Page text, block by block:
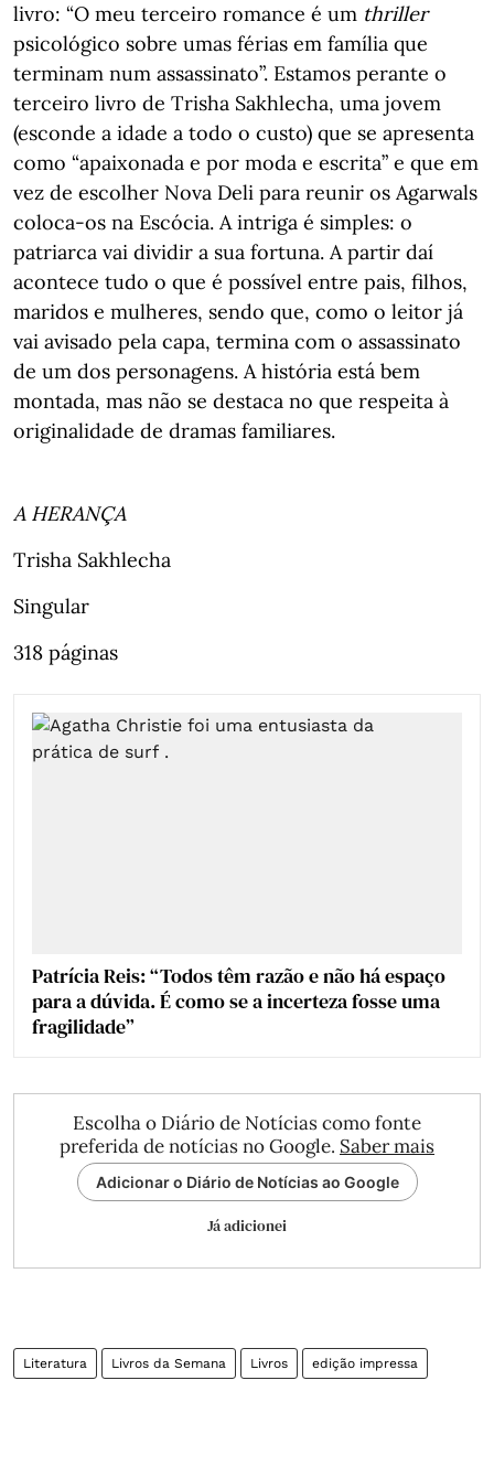
livro: “O meu terceiro romance é um thriller
psicológico sobre umas férias em família que
terminam num assassinato”. Estamos perante o
terceiro livro de Trisha Sakhlecha, uma jovem
(esconde a idade a todo o custo) que se apresenta
como “apaixonada e por moda e escrita” e que em
vez de escolher Nova Deli para reunir os Agarwals
coloca-os na Escócia. A intriga é simples: o
patriarca vai dividir a sua fortuna. A partir daí
acontece tudo o que é possível entre pais, filhos,
maridos e mulheres, sendo que, como o leitor já
vai avisado pela capa, termina com o assassinato
de um dos personagens. A história está bem
montada, mas não se destaca no que respeita à
originalidade de dramas familiares.
A HERANÇA
Trisha Sakhlecha
Singular
318 páginas
Patrícia Reis: “Todos têm razão e não há espaço
para a dúvida. É como se a incerteza fosse uma
fragilidade”
Escolha o Diário de Notícias como fonte
preferida de notícias no Google. Saber mais
Adicionar o Diário de Notícias ao Google
Já adicionei
Literatura Livros da Semana Livros edição impressa